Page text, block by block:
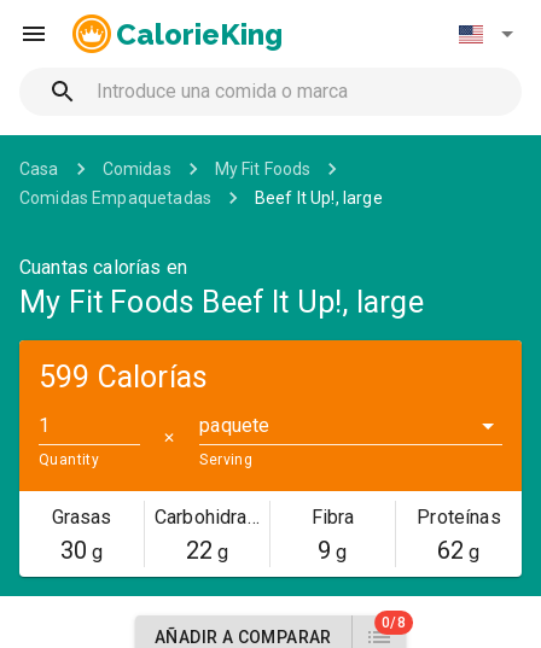
CalorieKing
Casa Comidas
My Fit Foods
Comidas Empaquetadas
Beef It Up!, large
Cuantas calorías en
My Fit Foods Beef It Up!, large
599 Calorías
Quantity
✕
paquete
Serving
Grasas
30 g
Carbohidratos
22 g
Fibra
9 g
Proteínas
62 g
AÑADIR A COMPARAR
0/8